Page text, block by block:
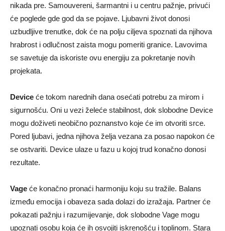
nikada pre. Samouvereni, šarmantni i u centru pažnje, privući
će poglede gde god da se pojave. Ljubavni život donosi
uzbudljive trenutke, dok će na polju ciljeva spoznati da njihova
hrabrost i odlučnost zaista mogu pomeriti granice. Lavovima
se savetuje da iskoriste ovu energiju za pokretanje novih
projekata.
Device će tokom narednih dana osećati potrebu za mirom i
sigurnošću. Oni u vezi želeće stabilnost, dok slobodne Device
mogu doživeti neobično poznanstvo koje će im otvoriti srce.
Pored ljubavi, jedna njihova želja vezana za posao napokon će
se ostvariti. Device ulaze u fazu u kojoj trud konačno donosi
rezultate.
Vage će konačno pronaći harmoniju koju su tražile. Balans
između emocija i obaveza sada dolazi do izražaja. Partner će
pokazati pažnju i razumijevanje, dok slobodne Vage mogu
upoznati osobu koja će ih osvojiti iskrenošću i toplinom. Stara